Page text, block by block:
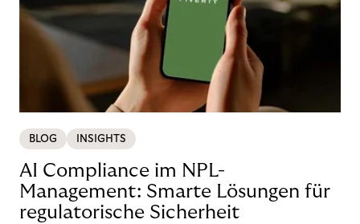
BLOG INSIGHTS
AI Compliance im NPL-
Management: Smarte Lösungen für
regulatorische Sicherheit